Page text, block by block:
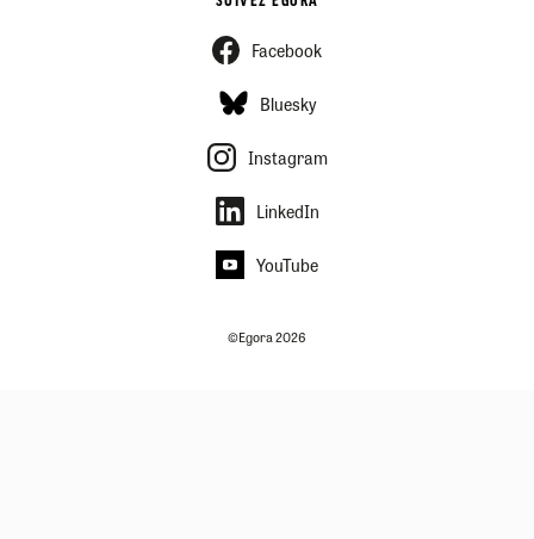
Facebook
Bluesky
Instagram
LinkedIn
YouTube
©Egora 2026